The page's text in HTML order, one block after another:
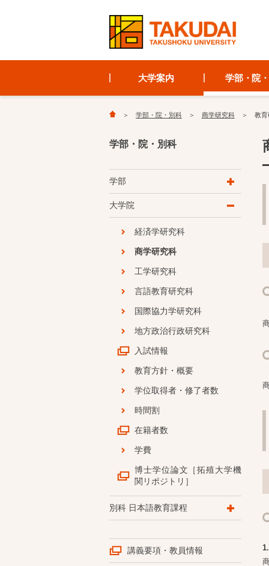
大学案内 学部・院
学部・院・別科 商学研究科 教育
学部・院・別科
学部
大学院
経済学研究科
商学研究科
工学研究科
言語教育研究科
国際協力学研究科
地方政治行政研究科
入試情報
教育方針・概要
学位取得者・修了者数
時間割
在籍者数
学費
博士学位論文［拓殖大学機
関リポジトリ］
別科 日本語教育課程
講義要項・教員情報